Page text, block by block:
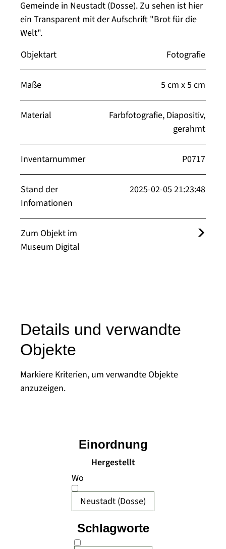
Gemeinde in Neustadt (Dosse). Zu sehen ist hier
ein Transparent mit der Aufschrift "Brot für die
Welt".
Objektart
Fotografie
Maße 5 cm x 5 cm
Material
Farbfotografie, Diapositiv,
gerahmt
Inventarnummer P0717
Stand der
Infomationen
2025-02-05 21:23:48
Zum Objekt im
Museum Digital
Details und verwandte
Objekte
Markiere Kriterien, um verwandte Objekte
anzuzeigen.
Hergestellt
Wo
Neustadt (Dosse)
Einordnung
Schlagworte